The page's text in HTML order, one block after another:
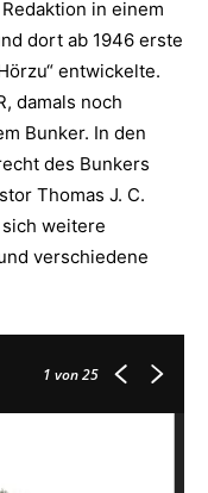
in einem
dort ab 1946 erste
entwickelte.
damals noch
Bunker. In den
des Bunkers
Thomas J. C.
weitere
verschiedene
1 von 25